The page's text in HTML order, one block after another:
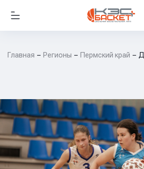
Главная Регионы Пермский край